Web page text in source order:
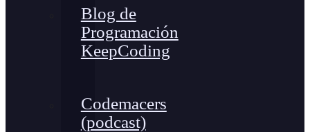
Blog de
Programación
KeepCoding
Codemacers
(podcast)